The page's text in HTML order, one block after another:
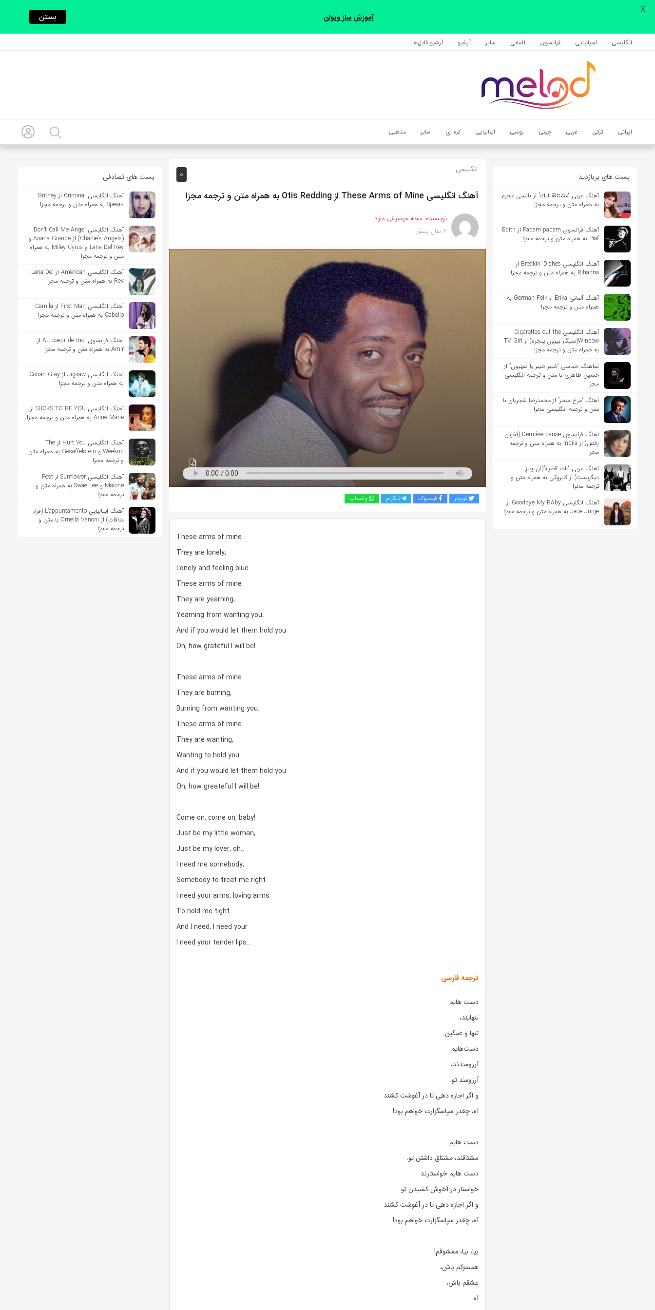
انگلیسی اسپانیایی فرانسوی آلمانی سایر آرشیو آرشیو فایل‌‎ها
ایرانی ترکی عربی چینی روسی ایتالیایی کره ای سایر مذهبی
اشتراک گذاری
با استفاده از روش‌های زیر می‌توانید این صفحه را با دوستان خود به
کپی لینک
پست های پربازدید
آهنگ عربی “مشتاقة لیك” از نانسی عجرم
به همراه متن و ترجمه مجزا
آهنگ فرانسوی Padam padam از Édith
Piaf به همراه متن و ترجمه مجزا
آهنگ انگلیسی Breakin’ Dishes از
Rihanna به همراه متن و ترجمه مجزا
آهنگ آلمانی Erika از German Folk به
همراه متن و ترجمه مجزا
آهنگ انگلیسی Cigarettes out the
Window(سیگار بیرون پنجره) از TV Girl
به همراه متن و ترجمه مجزا
نماهنگ حماسی “خیبر خیبر یا صهیون” از
حسین طاهری با متن و ترجمه انگلیسی
مجزا
آهنگ “مرغ سحر” از محمدرضا شجریان با
متن و ترجمه انگلیسی مجزا
آهنگ فرانسوی Dernière danse (آخرین
رقص) از Indila به همراه متن و ترجمه
مجزا
آهنگ عربی “تلك قضية”(آن چیزِ
دیگریست) از كايروكي به همراه متن و
ترجمه مجزا
آهنگ انگلیسی Goodbye My BAby از
Jace Junje به همراه متن و ترجمه مجزا
0 انگلیسی
آهنگ انگلیسی These Arms of Mine از Otis Redding به همراه متن و ترجمه مجزا
نویسنده: مجله موسیقی ملود
2 سال پیش
توییتر فیسبوک تلگرام واتساپ
These arms of mine
They are lonely,
Lonely and feeling blue.
These arms of mine
They are yearning,
Yearning from wanting you.
And if you would let them hold you
Oh, how grateful I will be!
These arms of mine
They are burning,
Burning from wanting you.
These arms of mine
They are wanting,
Wanting to hold you.
And if you would let them hold you
Oh, how greateful I will be!
Come on, come on, baby!
Just be my little woman,
Just be my lover, oh..
I need me somebody,
Somebody to treat me right.
I need your arms, loving arms
To hold me tight.
And I need, I need your
I need your tender lips…
ترجمه فارسی
دست هایم
تنهایند،
تنها و غمگین.
دست‌هایم
آرزومندند،
آرزومند تو.
و اگر اجازه دهی تا در آغوشت کشند
آه، چقدر سپاسگزارت خواهم بود!
دست هایم
مشتاقند، مشتاق داشتن تو.
دست هایم خواستارند
خواستار در آخوش کشیدن تو.
و اگر اجازه دهی تا در آغوشت کشند
آه، چقدر سپاسگزارت خواهم بود!
بیا، بیا، معشوقم!
همسَرَکم باش،
عشقم باش،
آه..
پست های تصادفی
آهنگ انگلیسی Criminal از Britney
Spears به همراه متن و ترجمه مجزا
آهنگ انگلیسی Don’t Call Me Angel
(Charlie’s Angels) از Ariana Grande و
Lana Del Rey و Miley Cyrus به همراه
متن و ترجمه مجزا
آهنگ انگلیسی American از Lana Del
Rey به همراه متن و ترجمه مجزا
آهنگ انگلیسی First Man از Camila
Cabello به همراه متن و ترجمه مجزا
آهنگ فرانسوی Au coeur de moi از
Amir به همراه متن و ترجمه مجزا
آهنگ انگلیسی Jigsaw از Conan Gray
به همراه متن و ترجمه مجزا
آهنگ انگلیسی SUCKS TO BE YOU از
Anne Marie به همراه متن و ترجمه مجزا
آهنگ انگلیسی Hurt You از The
Weeknd و Gesaffelstein به همراه متن
و ترجمه مجزا
آهنگ انگلیسی Sunflower از Post
Malone و Swae Lee به همراه متن و
ترجمه مجزا
آهنگ ایتالیایی L’appuntamento (قرار
ملاقات) از Ornella Vanoni با متن و
ترجمه مجزا
آموزش ساز ویولن بستن
X